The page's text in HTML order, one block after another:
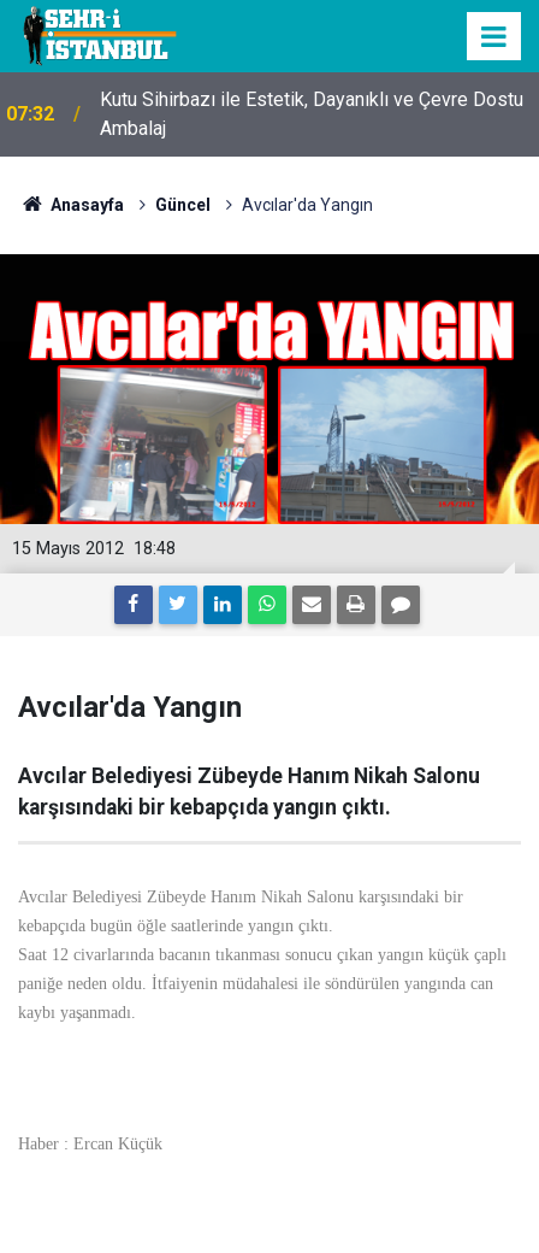
07:32
Kutu Sihirbazı ile Estetik, Dayanıklı ve Çevre Dostu
Ambalaj
Anasayfa Güncel Avcılar'da Yangın
18:48
15 Mayıs 2012
Avcılar'da Yangın
Avcılar Belediyesi Zübeyde Hanım Nikah Salonu
karşısındaki bir kebapçıda yangın çıktı.
Avcılar Belediyesi Zübeyde Hanım Nikah Salonu karşısındaki bir
kebapçıda bugün öğle saatlerinde yangın çıktı.
Saat 12 civarlarında bacanın tıkanması sonucu çıkan yangın küçük çaplı
paniğe neden oldu. İtfaiyenin müdahalesi ile söndürülen yangında can
kaybı yaşanmadı.
Haber : Ercan Küçük